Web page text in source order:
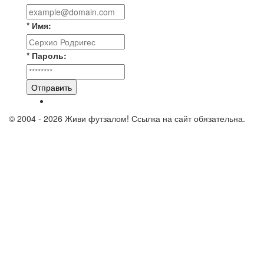
* Имя:
* Пароль:
Отправить
© 2004 - 2026 Живи футзалом! Ссылка на сайт обязательна.